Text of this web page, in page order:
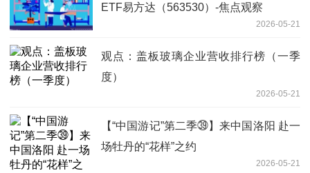
ETF易方达（563530）-焦点观察
2026-05-21
观点：盖板玻璃企业营收排行榜（一季
度）
2026-05-21
【“中国游记”第二季㊴】来中国洛阳 赴一
场牡丹的“花样”之约
2026-05-21